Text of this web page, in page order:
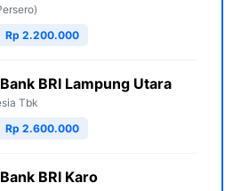
Rp 2.200.000
BRI Lampung Utara
Tbk
Rp 2.600.000
BRI Karo